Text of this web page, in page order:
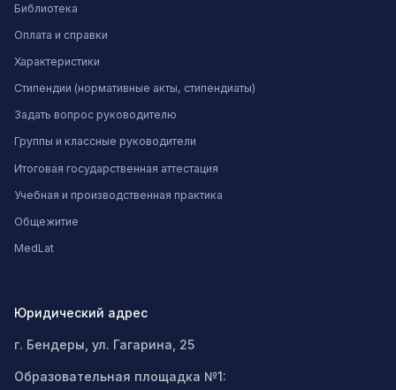
Юридический адрес
г. Бендеры, ул. Гагарина, 25
Образовательная площадка №1:
Библиотека
Оплата и справки
Характеристики
Стипендии (нормативные акты, стипендиаты)
Задать вопрос руководителю
Группы и классные руководители
Итоговая государственная аттестация
Учебная и производственная практика
Общежитие
MedLat